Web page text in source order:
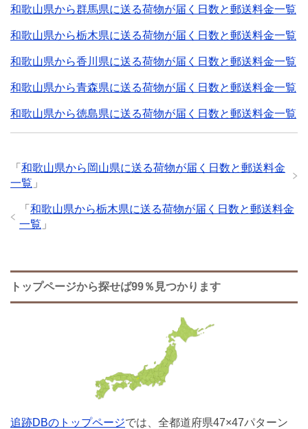
和歌山県から群馬県に送る荷物が届く日数と郵送料金一覧
和歌山県から栃木県に送る荷物が届く日数と郵送料金一覧
和歌山県から香川県に送る荷物が届く日数と郵送料金一覧
和歌山県から青森県に送る荷物が届く日数と郵送料金一覧
和歌山県から徳島県に送る荷物が届く日数と郵送料金一覧
「 和歌山県から岡山県に送る荷物が届く日数と郵送料金
一覧 」
「 和歌山県から栃木県に送る荷物が届く日数と郵送料金
一覧 」
トップページから探せば99％見つかります
追跡DBのトップページでは、全都道府県47×47パターン